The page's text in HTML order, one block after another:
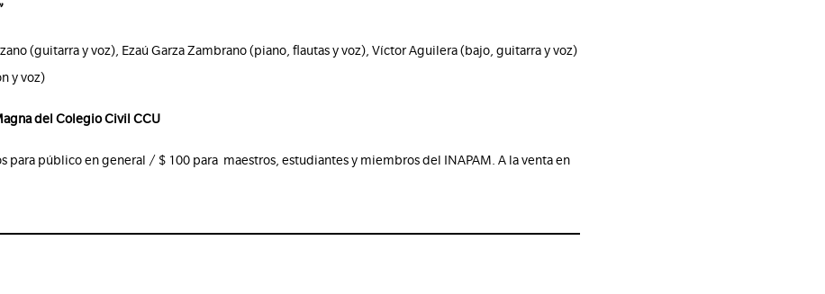
(guitarra y voz), Ezaú Garza Zambrano (piano, flautas y voz), Víctor Aguilera (bajo, guitarra y voz)
y voz)
del Colegio Civil CCU
para público en general / $ 100 para maestros, estudiantes y miembros del INAPAM. A la venta en